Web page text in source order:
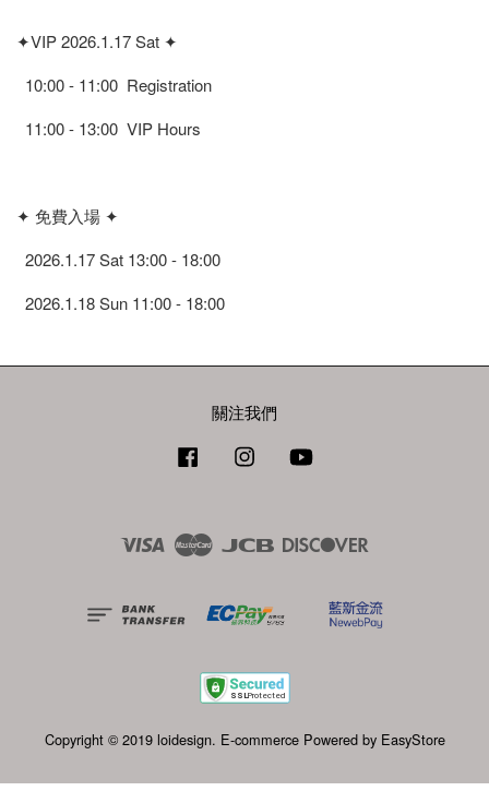
✦VIP 2026.1.17 Sat ✦
10:00 - 11:00 Registration
11:00 - 13:00 VIP Hours
✦ 免費入場 ✦
2026.1.17 Sat 13:00 - 18:00
2026.1.18 Sun 11:00 - 18:00
關注我們
Facebook Instagram
Visa Master JCB
Copyright © 2019 loidesign. E-commerce Powered by EasyStore